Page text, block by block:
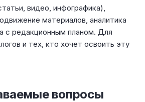
видео, инфографика),
материалов, аналитика
с редакционным планом. Для
и тех, кто хочет освоить эту
вопросы